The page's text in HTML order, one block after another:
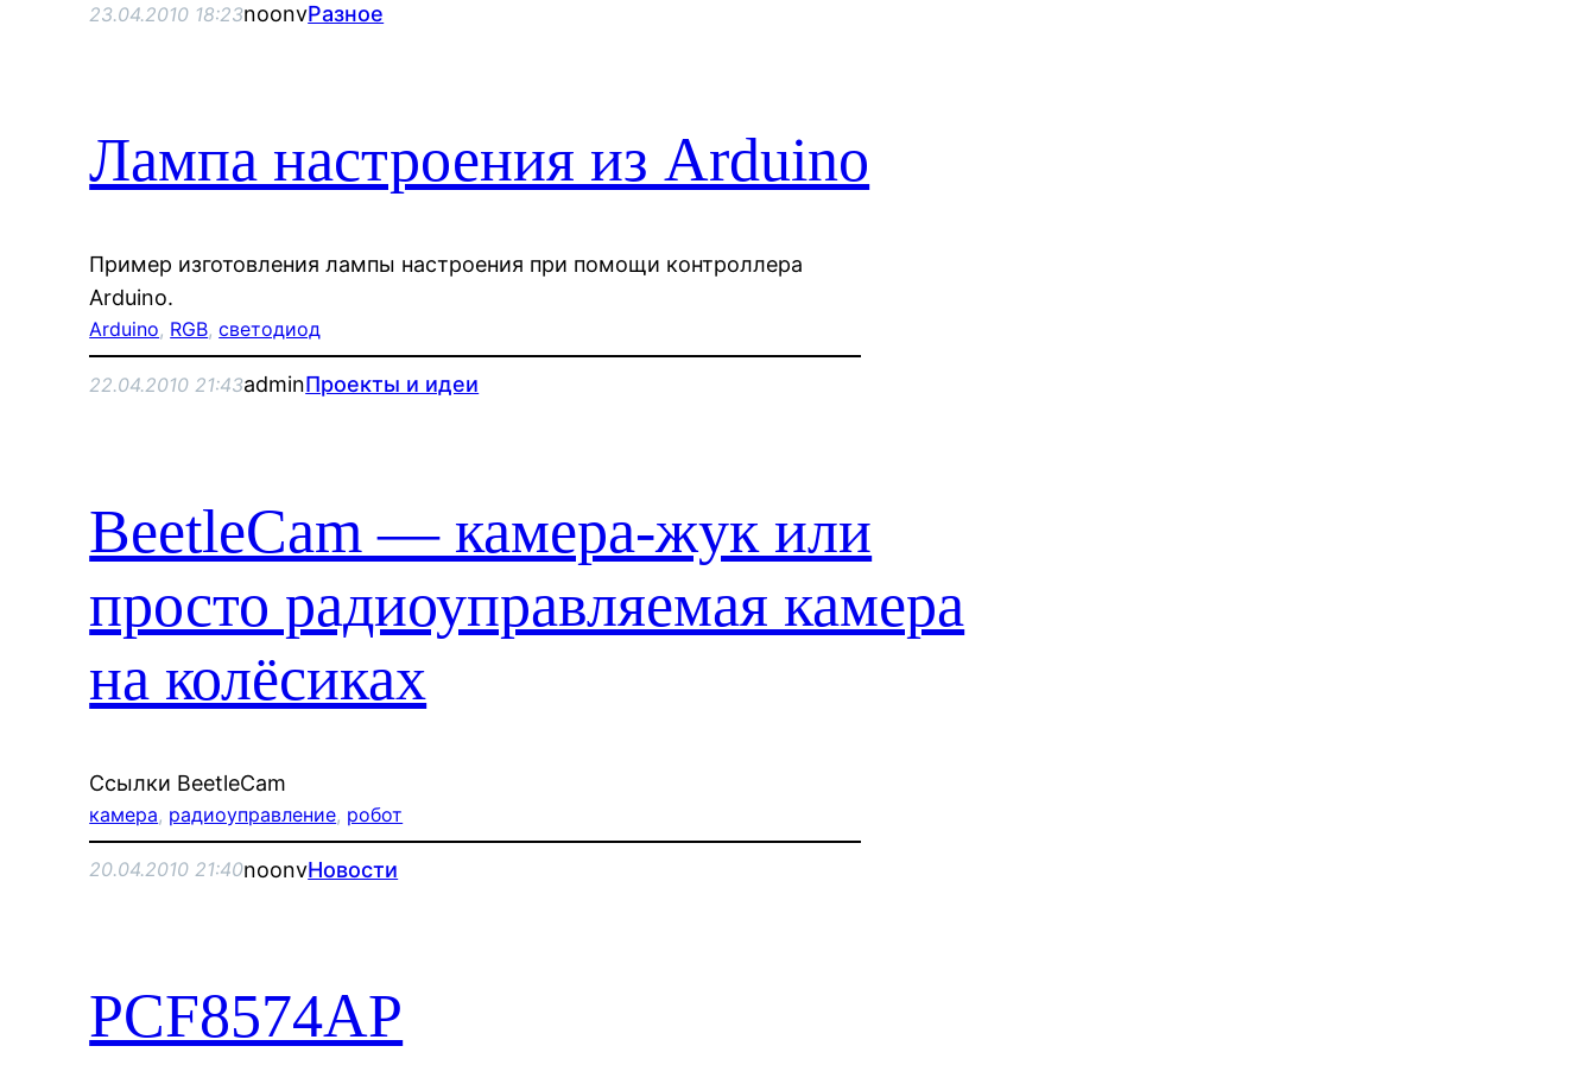
23.04.2010 18:23noonvРазное
Лампа настроения из Arduino
Пример изготовления лампы настроения при помощи контроллера
Arduino.
Arduino, RGB, светодиод
22.04.2010 21:43adminПроекты и идеи
BeetleCam — камера-жук или
просто радиоуправляемая камера
на колёсиках
Ссылки BeetleCam
камера, радиоуправление, робот
20.04.2010 21:40noonvНовости
PCF8574AP